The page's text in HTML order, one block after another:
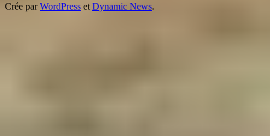
Crée parWordPress et Dynamic News.